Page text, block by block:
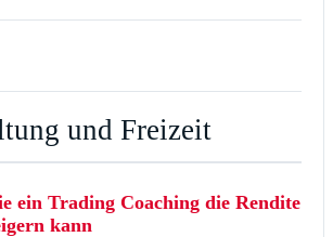
und Freizeit
ein Trading Coaching die Rendite
kann